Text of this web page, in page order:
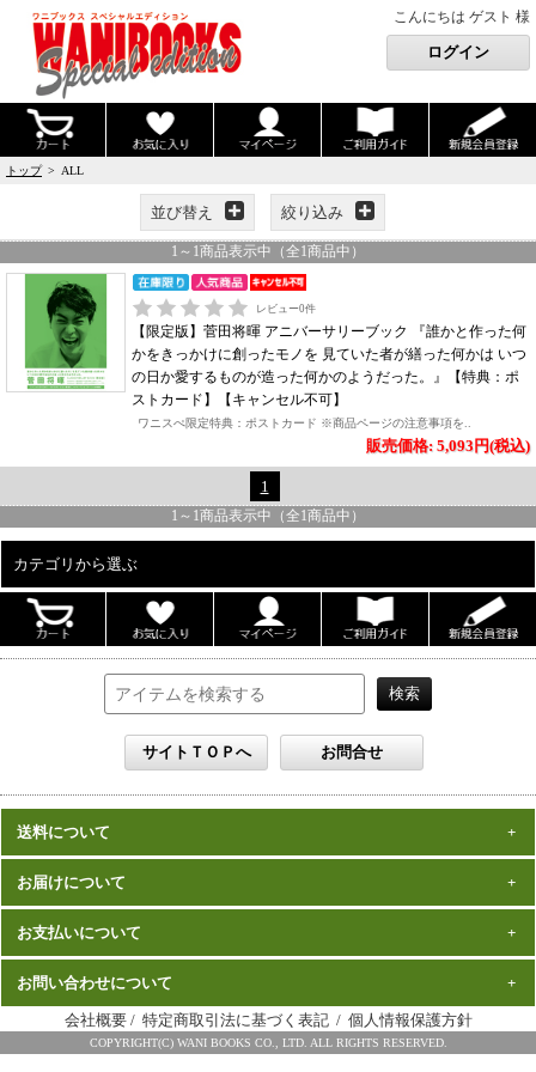
こんにちは ゲスト 様
トップ> ALL
並び替え 絞り込み
1 ～ 1商品表示中（全1商品中）
レビュー0件
【限定版】菅田将暉 アニバーサリーブック 『誰かと作った何
かをきっかけに創ったモノを 見ていた者が繕った何かは いつ
の日か愛するものが造った何かのようだった。』【特典：ポ
ストカード】【キャンセル不可】
ワニスぺ限定特典：ポストカード ※商品ページの注意事項を..
販売価格: 5,093円(税込)
1
1 ～ 1商品表示中（全1商品中）
カテゴリから選ぶ
ALL
男性写真集
雑誌
送料について
数量、価格に関わらず
※沖縄の送料は1,500円となります。
※商品により諸事情で金額が変更する場合もございます。
※同梱不可の商品もございますのでご注意ください。
詳細はこちら
お届けについて
在庫がある商品につきましては、
お届けとなります。
予約商品は、特典完成後の発送となりますので、
発売（予定）日
から１～２ヶ月程度でのお届けとなります
※お届けは日本国内に限らせていただきます。
お支払いについて
クレジットカード・代金引換がご利用になれます。
お問い合わせについて
ワニブックス スペシャルエディション事務局
会社概要/ 特定商取引法に基づく表記 / 個人情報保護方針
COPYRIGHT(C) WANI BOOKS CO., LTD. ALL RIGHTS RESERVED.